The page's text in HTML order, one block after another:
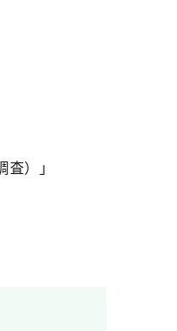
）」